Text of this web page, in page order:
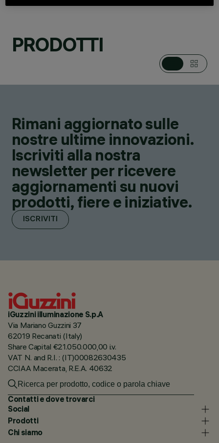
APPARECCHI A
PARETE, APPARECCHI
PRODOTTI
PRODOTTI
Rimani aggiornato sulle
nostre ultime innovazioni.
Iscriviti alla nostra
newsletter per ricevere
aggiornamenti su nuovi
prodotti, fiere e iniziative.
ISCRIVITI
iGuzzini illuminazione S.p.A
Via Mariano Guzzini 37
62019 Recanati (Italy)
Share Capital €21.050.000,00 i.v.
VAT N. and R.I. : (IT)00082630435
CCIAA Macerata, R.E.A. 40632
Contatti e dove trovarci
Social
Prodotti
Chi siamo